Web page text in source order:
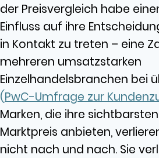
der Preisvergleich habe
Einfluss auf ihre
in Kontakt zu treten – eine
mehreren umsatzstarken
Einzelhandelsbranchen bei
(PwC-Umfrage zur
Marken, die ihre
Marktpreis anbieten,
nicht nach und nach. Sie